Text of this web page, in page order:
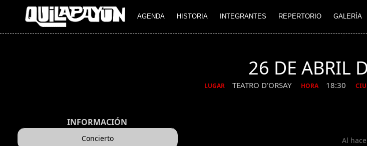
AGENDA HISTORIA INTEGRANTES REPERTORIO GALERÍA
26 DE ABRIL
LUGAR TEATRO D'ORSAY HORA 18:30
INFORMACIÓN
Concierto Al